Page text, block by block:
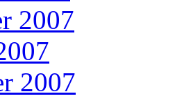
2007
2007